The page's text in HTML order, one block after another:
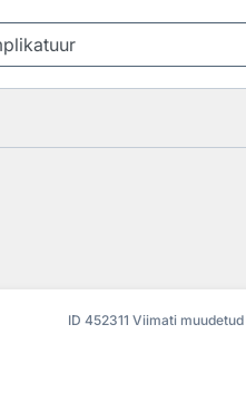
ID 452311 Viimati muudetud